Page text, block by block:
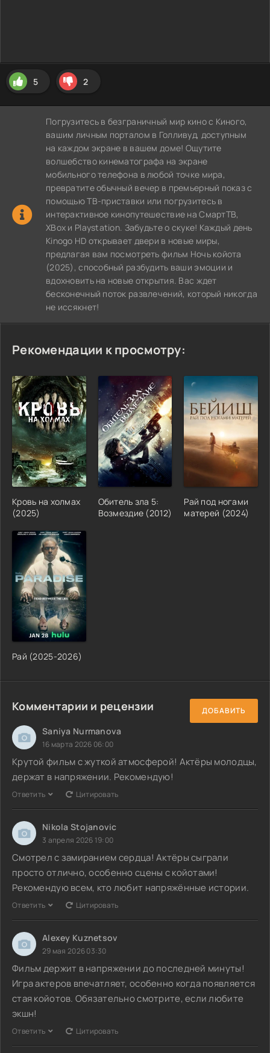
5 2
Погрузитесь в безграничный мир кино с Киного,
вашим личным порталом в Голливуд, доступным
на каждом экране в вашем доме! Ощутите
волшебство кинематографа на экране
мобильного телефона в любой точке мира,
превратите обычный вечер в премьерный показ с
помощью ТВ-приставки или погрузитесь в
интерактивное кинопутешествие на СмартТВ,
XBox и Playstation. Забудьте о скуке! Каждый день
Kinogo HD открывает двери в новые миры,
предлагая вам посмотреть фильм Ночь койота
(2025), способный разбудить ваши эмоции и
вдохновить на новые открытия. Вас ждет
бесконечный поток развлечений, который никогда
не иссякнет!
Рекомендации к просмотру:
Кровь на холмах
(2025)
Обитель зла 5:
Возмездие (2012)
Рай под ногами
матерей (2024)
Рай (2025-2026)
Комментарии и рецензии ДОБАВИТЬ
Saniya Nurmanova
16 марта 2026 06:00
Крутой фильм с жуткой атмосферой! Актёры молодцы,
держат в напряжении. Рекомендую!
Ответить Цитировать
Nikola Stojanovic
3 апреля 2026 19:00
Смотрел с замиранием сердца! Актёры сыграли
просто отлично, особенно сцены с койотами!
Рекомендую всем, кто любит напряжённые истории.
Ответить Цитировать
Alexey Kuznetsov
29 мая 2026 03:30
Фильм держит в напряжении до последней минуты!
Игра актеров впечатляет, особенно когда появляется
стая койотов. Обязательно смотрите, если любите
экшн!
Ответить Цитировать